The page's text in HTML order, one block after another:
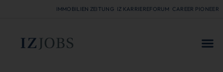
IMMOBILIEN ZEITUNG IZ KARRIEREFORUM CAREER PIONEER